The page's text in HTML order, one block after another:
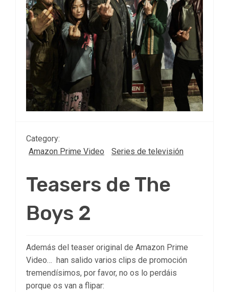
Category:
Amazon Prime Video
Series de televisión
Teasers de The
Boys 2
Además del teaser original de Amazon Prime
Video… han salido varios clips de promoción
tremendísimos, por favor, no os lo perdáis
porque os van a flipar: